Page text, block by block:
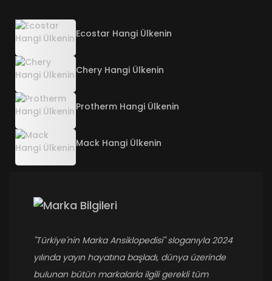
Ecostar Hangi Ülkenin
Chery Hangi Ülkenin
Protherm Hangi Ülkenin
Mack Hangi Ülkenin
''Türkiye'nin Marka Ansiklopedisi'' sloganıyla 2024
yılında yayın hayatına başladı, dünya üzerinde
bulunan bütün markalarla ilgili gerekli tüm